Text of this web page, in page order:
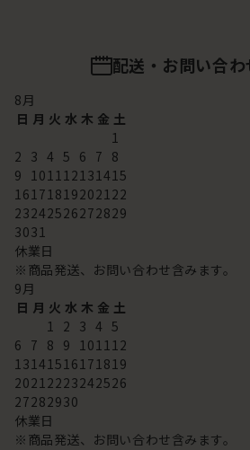
配送・お問い合わ
8月
日 月 火 水 木 金 土
1
2 3 4 5 6 7 8
9 101112131415
16171819202122
23242526272829
3031
休業日
※商品発送、お問い合わせ含みます。
9月
日 月 火 水 木 金 土
1 2 3 4 5
6 7 8 9 101112
13141516171819
20212223242526
27282930
休業日
※商品発送、お問い合わせ含みます。